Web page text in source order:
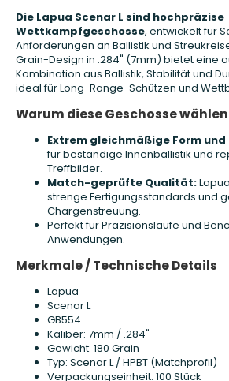
Die Lapua Scenar L sind hochpräzise
Wettkampfgeschosse, entwickelt für
Anforderungen an Ballistik und
Grain-Design in .284" (7mm) bietet eine
Kombination aus Ballistik, Stabilität und
ideal für Long-Range-Schützen und
Warum diese Geschosse
Extrem gleichmäßige Form
für beständige Innenballistik und
Treffbilder.
Match-geprüfte Qualität:
strenge Fertigungsstandards und
Chargenstreuung.
Perfekt für Präzisionsläufe und
Anwendungen.
Merkmale / Technische Details
Lapua
Scenar L
GB554
Kaliber: 7mm / .284"
Gewicht: 180 Grain
Typ: Scenar L / HPBT (Matchprofil)
Verpackungseinheit: 100 Stück